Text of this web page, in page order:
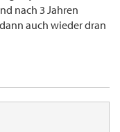
nach 3 Jahren
auch wieder dran